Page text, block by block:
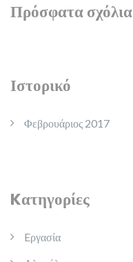
Πρόσφατα σχόλια
Ιστορικό
Φεβρουάριος 2017
Kατηγορίες
Eργασία